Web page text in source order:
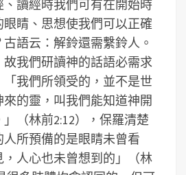
讀經時我們可有在開始時
睛、思想使我們可以正確
語云：解鈴還需繫鈴人。
我們研讀神的話語必需求
我們所領受的，並不是世
的靈，叫我們能知道神開
（林前2:12），保羅清楚
所預備的是眼睛未曾看
，人心也未曾想到的」（林